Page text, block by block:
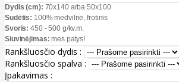
Dydis (cm): 70x140 arba 50x100
Sudėtis: 100% medvilnė, frotinis
Svoris: 450 - 500 g/kv.m.
Siuvinėjimas: mes patys!
Rankšluosčio dydis :
Rankšluosčio spalva :
Įpakavimas :